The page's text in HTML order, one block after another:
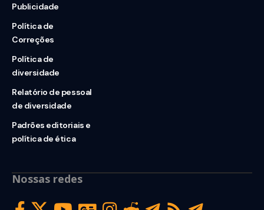
Publicidade
Política de
Correções
Política de
diversidade
Relatório de pessoal
de diversidade
Padrões editoriais e
política de ética
Nossas redes